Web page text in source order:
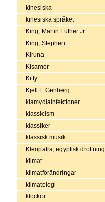
kinesiska
kinesiska språket
King, Martin Luther Jr.
King, Stephen
Kiruna
Kisamor
Kitty
Kjell E Genberg
klamydiainfektioner
klassicism
klassiker
klassisk musik
Kleopatra, egyptisk drottning
klimat
klimatförändringar
klimatologi
klockor